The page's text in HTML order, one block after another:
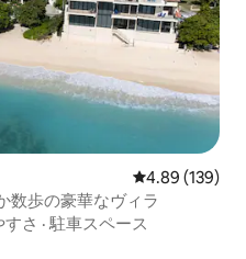
レビュー139
4.89 (139)
数歩の豪華なヴィラ
さ ·駐車スペース